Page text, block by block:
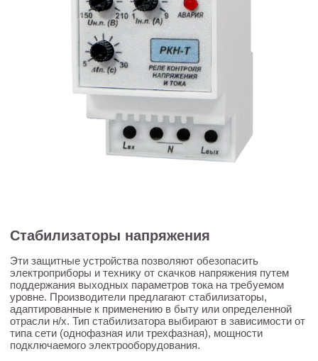
Стабилизаторы напряжения
Эти защитные устройства позволяют обезопасить
электроприборы и технику от скачков напряжения путем
поддержания выходных параметров тока на требуемом
уровне. Производители предлагают стабилизаторы,
адаптированные к применению в быту или определенной
отрасли н/х. Тип стабилизатора выбирают в зависимости от
типа сети (однофазная или трехфазная), мощности
подключаемого электрооборудования.